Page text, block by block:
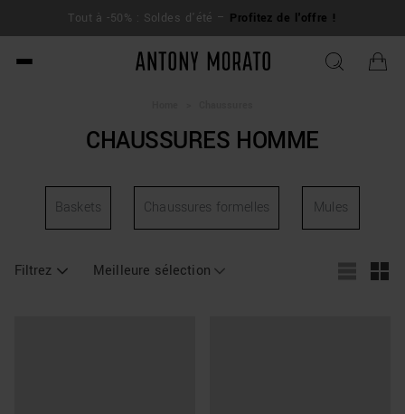
Tout à -50% : Soldes d'été – Profitez de l'offre !
Antony Morato - Official
CHAUSSURES HOMME
Baskets Chaussures formelles Mules
Filtrez Meilleure sélection